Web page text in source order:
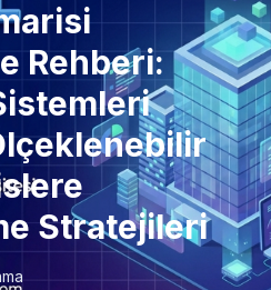
Rehberi:
Stratejileri